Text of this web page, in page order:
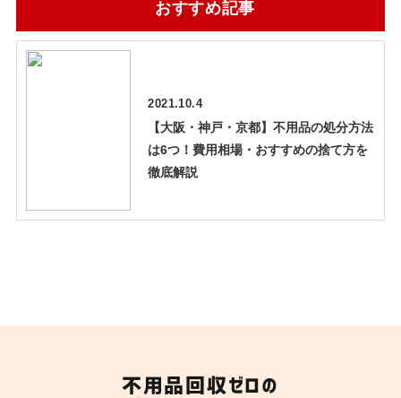
おすすめ記事
2021.10.4
【大阪・神戸・京都】不用品の処分方法
は6つ！費用相場・おすすめの捨て方を
徹底解説
不用品回収ゼロの